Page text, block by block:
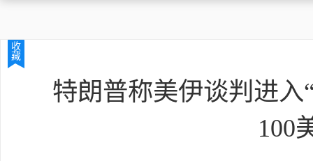
收
藏
特朗普称美伊谈判进入
100